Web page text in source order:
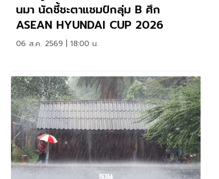
นมา นัดชี้ชะตาแชมป์กลุ่ม B ศึก
ASEAN HYUNDAI CUP 2026
06 ส.ค. 2569 | 18:00 น.